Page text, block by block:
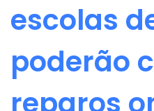
escolas
poderão